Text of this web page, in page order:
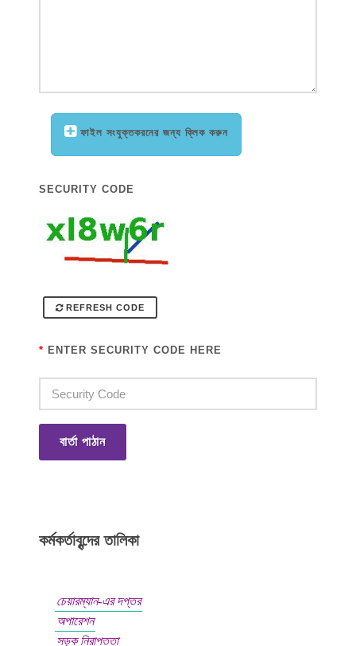
ফাইল সংযুক্তকরনের জন্য ক্লিক করুন
SECURITY CODE
REFRESH CODE
* ENTER SECURITY CODE HERE
বার্তা পাঠান
কর্মকর্তাবৃন্দের তালিকা
চেয়ারম্যান-এর দপ্তর
অপারেশন
সড়ক নিরাপত্তা